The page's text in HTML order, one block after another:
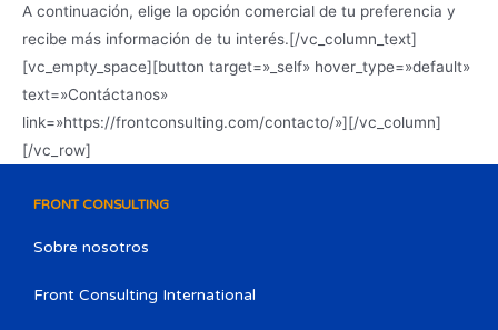
A continuación, elige la opción comercial de tu preferencia y
recibe más información de tu interés.[/vc_column_text]
[vc_empty_space][button target=»_self» hover_type=»default»
text=»Contáctanos»
link=»https://frontconsulting.com/contacto/»][/vc_column]
[/vc_row]
FRONT CONSULTING
Sobre nosotros
Front Consulting International